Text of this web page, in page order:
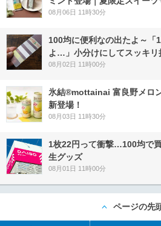
08月06日 11時30分
100均に便利なの出たよ～「
よ…」小分けにしてスッキリ
08月02日 11時00分
氷結®mottainai 富良野メロ
新登場！
08月03日 11時30分
1枚22円って衝撃…100均で
生グッズ
08月01日 11時00分
ページの先